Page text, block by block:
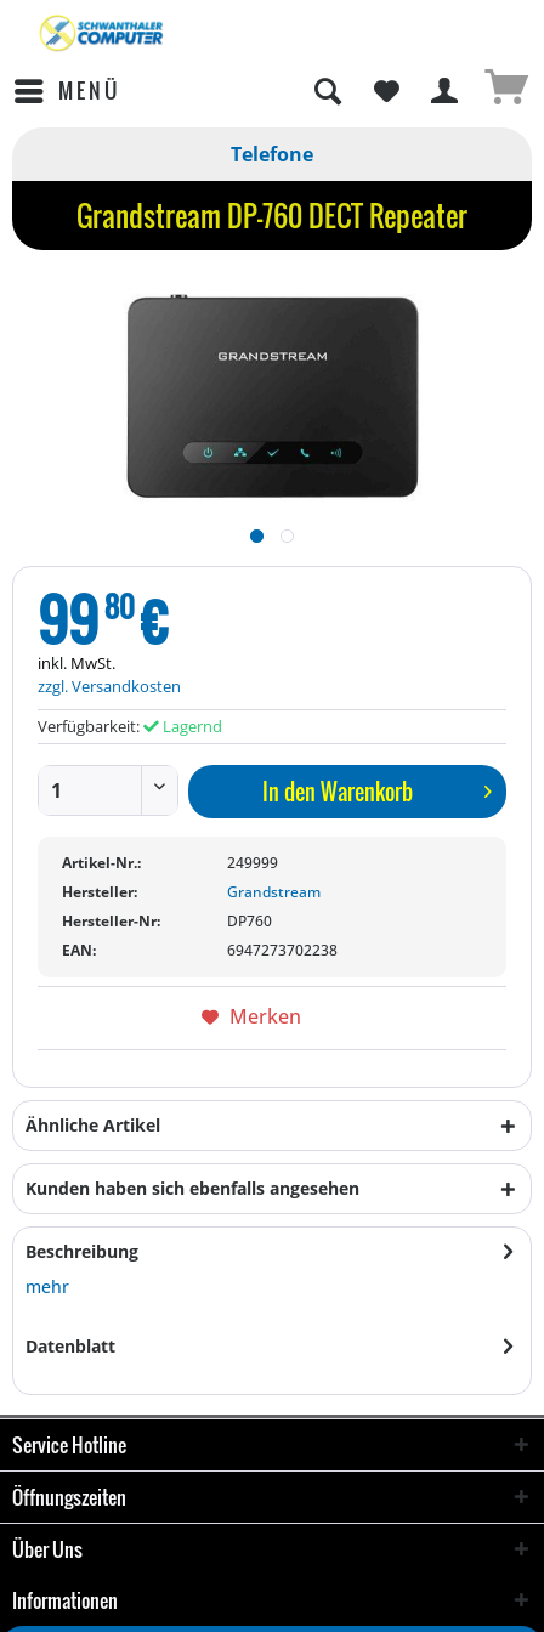
MENÜ
Telefone
Grandstream DP-760 DECT Repeater
9980€
inkl. MwSt.
zzgl. Versandkosten
Verfügbarkeit:
Lagernd
In denWarenkorb
Artikel-Nr.:
249999
Hersteller:
Grandstream
Hersteller-Nr:
DP760
EAN:
6947273702238
Merken
Ähnliche Artikel
Kunden haben sich ebenfalls angesehen
Beschreibung
mehr
Datenblatt
Service Hotline
Öffnungszeiten
Über Uns
Informationen